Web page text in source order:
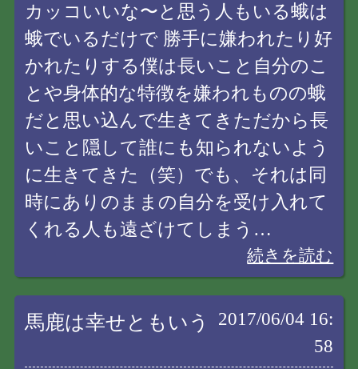
カッコいいな〜と思う人もいる蛾は
蛾でいるだけで 勝手に嫌われたり好
かれたりする僕は長いこと自分のこ
とや身体的な特徴を嫌われものの蛾
だと思い込んで生きてきただから長
いこと隠して誰にも知られないよう
に生きてきた（笑）でも、それは同
時にありのままの自分を受け入れて
くれる人も遠ざけてしまう…
続きを読む
馬鹿は幸せともいう
2017/06/04 16:
58